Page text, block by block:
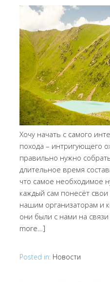
Хочу начать с самого
похода – интригующего
правильно нужно
длительное время
что самое необходимое
каждый сам понесёт
нашим организаторам и
они были с нами на
more…]
Posted in: Новости